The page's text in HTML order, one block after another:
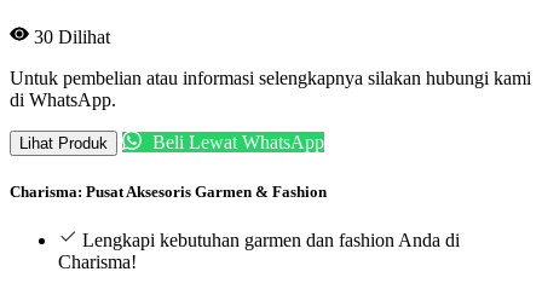
30 Dilihat
Untuk pembelian atau informasi selengkapnya silakan hubungi kami
di WhatsApp.
Lihat Produk Beli Lewat WhatsApp
Charisma: Pusat Aksesoris Garmen & Fashion
Lengkapi kebutuhan garmen dan fashion Anda di
Charisma!